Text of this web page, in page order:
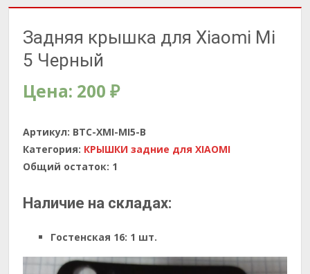
Задняя крышка для Xiaomi Mi
5 Черный
Цена: 200 ₽
Артикул: BTC-XMI-MI5-B
Категория: КРЫШКИ задние для XIAOMI
Общий остаток: 1
Наличие на складах:
Гостенская 16: 1 шт.